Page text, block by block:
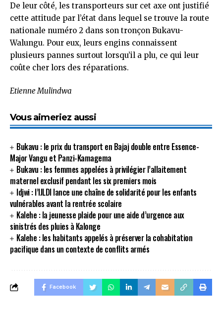
De leur côté, les transporteurs sur cet axe ont justifié
cette attitude par l’état dans lequel se trouve la route
nationale numéro 2 dans son tronçon Bukavu-
Walungu. Pour eux, leurs engins connaissent
plusieurs pannes surtout lorsqu’il a plu, ce qui leur
coûte cher lors des réparations.
Etienne Mulindwa
Vous aimeriez aussi
Bukavu : le prix du transport en Bajaj double entre Essence-
Major Vangu et Panzi-Kamagema
Bukavu : les femmes appelées à privilégier l’allaitement
maternel exclusif pendant les six premiers mois
Idjwi : l’IJLDI lance une chaîne de solidarité pour les enfants
vulnérables avant la rentrée scolaire
Kalehe : la jeunesse plaide pour une aide d’urgence aux
sinistrés des pluies à Kalonge
Kalehe : les habitants appelés à préserver la cohabitation
pacifique dans un contexte de conflits armés
Facebook